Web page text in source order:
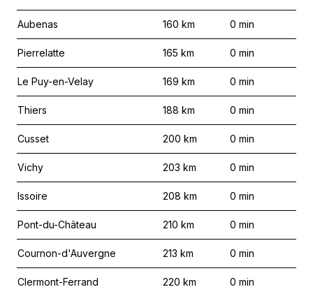
Aubenas 160 km 0 min
Pierrelatte 165 km 0 min
Le Puy-en-Velay 169 km 0 min
Thiers 188 km 0 min
Cusset 200 km 0 min
Vichy 203 km 0 min
Issoire 208 km 0 min
Pont-du-Château 210 km 0 min
Cournon-d'Auvergne 213 km 0 min
Clermont-Ferrand 220 km 0 min